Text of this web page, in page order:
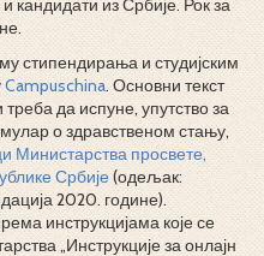
кандидати из Србије. Рок за
стипендирања и студијским
Campuschina. Основни текст
треба да испуне, упутство за
о здравственом стању,
Министарства просвете,
Србије(одељак:
2020. године).
инструкцијама које се
„Инструкције за онлајн